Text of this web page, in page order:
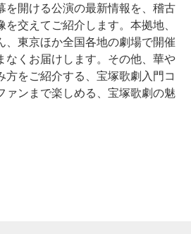
を開ける公演の最新情報を、稽古
交えてご紹介します。本拠地、
、東京ほか全国各地の劇場で開催
なくお届けします。その他、華や
方をご紹介する、宝塚歌劇入門コ
ァンまで楽しめる、宝塚歌劇の魅